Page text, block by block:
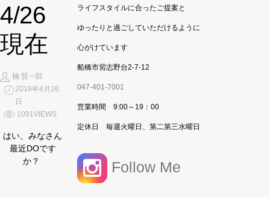
4/26
現在
楠 賢一郎
2018年4月26
日
1091VIEWS
はい、みなさん
最近DOです
か？
ライフスタイルに合ったご提案と
ゆったりと過ごしていただけるように
心がけています
船橋市習志野台2-7-12
047-401-7001
営業時間 9:00～19：00
定休日 毎週火曜日、第二第三水曜日
Follow Me